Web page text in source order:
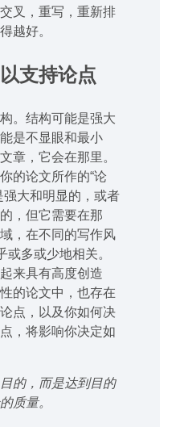
叉，重写，重新排
越好。
支持论点
。结构可能是强大
是不显眼和最小
章，它会在那里。
的论文所作的“论
强大和明显的，或者
，但它需要在那
，在不同的写作风
或多或少地相关。
来具有高度创造
的论文中，也存在
点，以及你如何决
，将影响你决定如
的，而是达到目的
质量。